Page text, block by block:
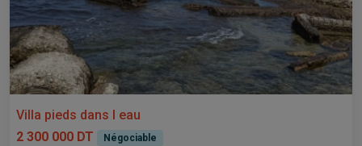
Villa pieds dans l eau
2 300 000 DT
Négociable